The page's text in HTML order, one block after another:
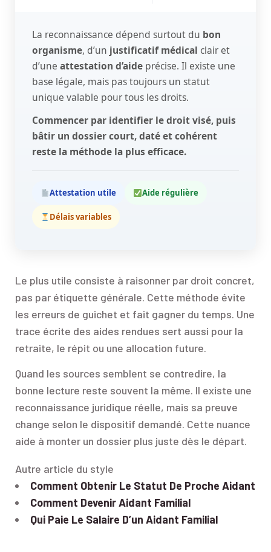
La reconnaissance dépend surtout du bon
organisme, d’un justificatif médical clair et
d’une attestation d’aide précise. Il existe une
base légale, mais pas toujours un statut
unique valable pour tous les droits.
Commencer par identifier le droit visé, puis
bâtir un dossier court, daté et cohérent
reste la méthode la plus efficace.
Attestation utile Aide régulière
Délais variables
Le plus utile consiste à raisonner par droit concret,
pas par étiquette générale. Cette méthode évite
les erreurs de guichet et fait gagner du temps. Une
trace écrite des aides rendues sert aussi pour la
retraite, le répit ou une allocation future.
Quand les sources semblent se contredire, la
bonne lecture reste souvent la même. Il existe une
reconnaissance juridique réelle, mais sa preuve
change selon le dispositif demandé. Cette nuance
aide à monter un dossier plus juste dès le départ.
Autre article du style
Comment Obtenir Le Statut De Proche Aidant
Comment Devenir Aidant Familial
Qui Paie Le Salaire D’un Aidant Familial